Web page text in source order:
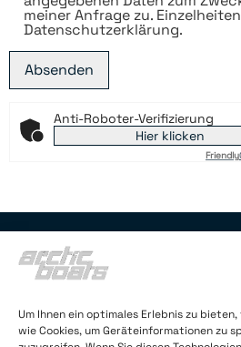
Um Ihnen ein optimales Erlebnis zu
wie Cookies, um Geräteinformationen zu
meiner Anfrage zu.
Datenschutzerklärung.
Anti-Roboter-Verifizierung
Hier klicken
Friendly
Arctic Boats Oy (FI